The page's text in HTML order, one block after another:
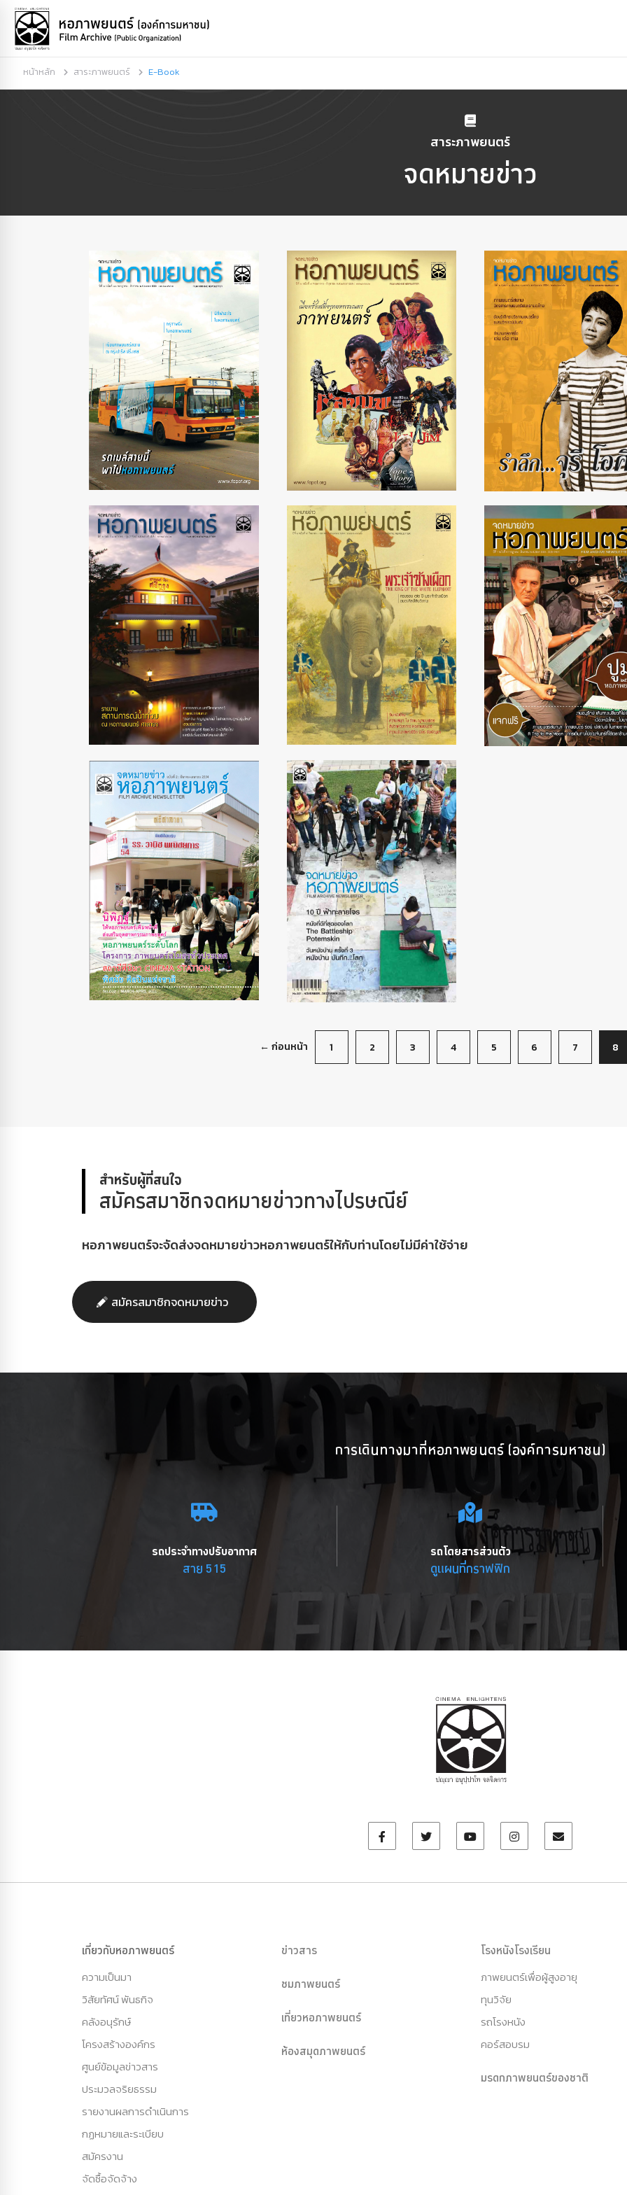
หน้าหลัก สาระภาพยนตร์ E-Book
สาระภาพยนตร์
จดหมายข่าว
← ก่อนหน้า 1 2 3 4 5 6 7 8
สำหรับผู้ที่สนใจ
สมัครสมาชิกจดหมายข่าวทางไปรษณีย์
หอภาพยนตร์จะจัดส่งจดหมายข่าวหอภาพยนตร์ให้กับท่านโดยไม่มีค่าใช้จ่าย
สมัครสมาชิกจดหมายข่าว
การเดินทางมาที่หอภาพยนตร์ (องค์การมหาชน)
รถประจำทางปรับอากาศ
สาย 515
รถโดยสารส่วนตัว
ดูแผนที่กราฟฟิก
เกี่ยวกับหอภาพยนตร์
ความเป็นมา
วิสัยทัศน์ พันธกิจ
คลังอนุรักษ์
โครงสร้างองค์กร
ศูนย์ข้อมูลข่าวสาร
ประมวลจริยธรรม
รายงานผลการดำเนินการ
กฏหมายและระเบียบ
สมัครงาน
จัดซื้อจัดจ้าง
ข่าวสาร
ชมภาพยนตร์
เที่ยวหอภาพยนตร์
ห้องสมุดภาพยนตร์
โรงหนังโรงเรียน
ภาพยนตร์เพื่อผู้สูงอายุ
ทุนวิจัย
รถโรงหนัง
คอร์สอบรม
มรดกภาพยนตร์ของชาติ